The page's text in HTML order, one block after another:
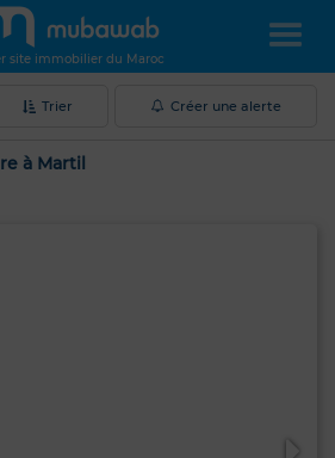
site immobilier du Maroc
Trier Créer une alerte
à Martil